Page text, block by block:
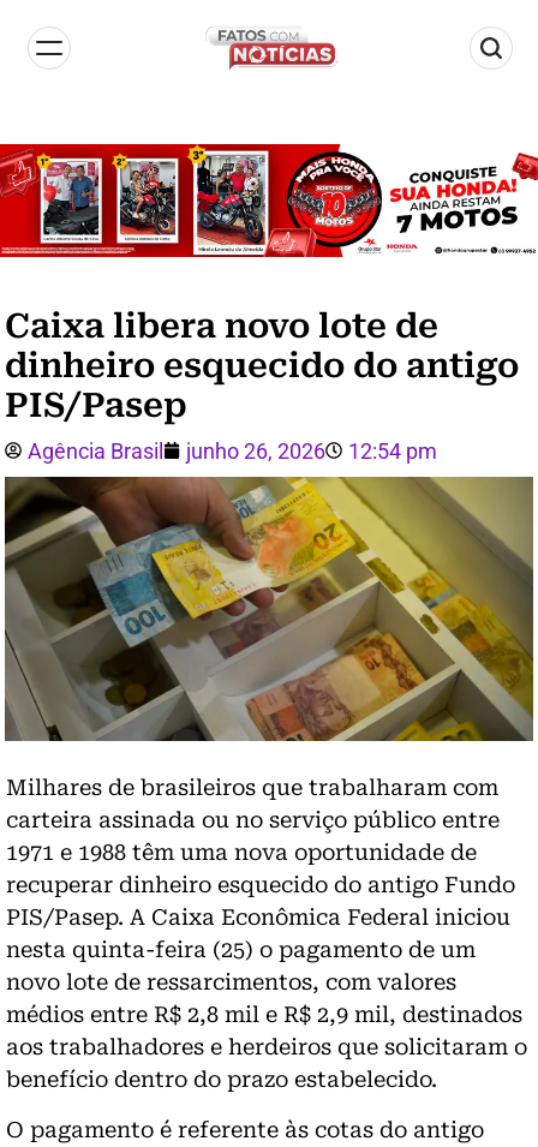
Caixa libera novo lote de
dinheiro esquecido do antigo
PIS/Pasep
Agência Brasil junho 26, 2026 12:54 pm
Milhares de brasileiros que trabalharam com
carteira assinada ou no serviço público entre
1971 e 1988 têm uma nova oportunidade de
recuperar dinheiro esquecido do antigo Fundo
PIS/Pasep. A Caixa Econômica Federal iniciou
nesta quinta-feira (25) o pagamento de um
novo lote de ressarcimentos, com valores
médios entre R$ 2,8 mil e R$ 2,9 mil, destinados
aos trabalhadores e herdeiros que solicitaram o
benefício dentro do prazo estabelecido.
O pagamento é referente às cotas do antigo